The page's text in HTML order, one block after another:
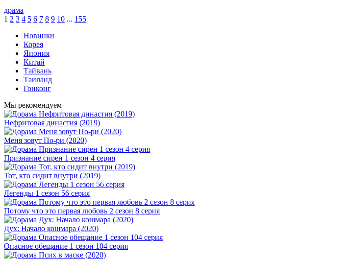
драма
1 2 3 4 5 6 7 8 9 10 ... 155
Новинки
Корея
Япония
Китай
Тайвань
Таиланд
Гонконг
Мы рекомендуем
Нефритовая династия (2019)
Меня зовут По-ри (2020)
Признание сирен 1 сезон 4 серия
Тот, кто сидит внутри (2019)
Легенды 1 сезон 56 серия
Потому что это первая любовь 2 сезон 8 серия
Дух: Начало кошмара (2020)
Опасное обещание 1 сезон 104 серия